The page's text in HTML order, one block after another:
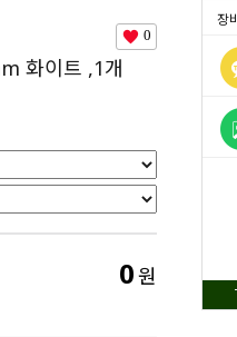
장
0
화이트 ,1개
0원